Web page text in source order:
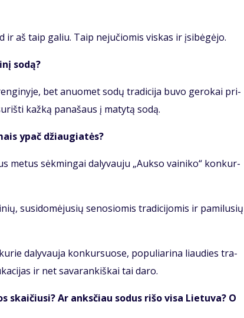
aš taip ga­liu. Taip ne­ju­čio­mis vis­kas ir įsi­bė­gė­jo.
so­dą?
bet anuo­met so­dų tra­di­ci­ja bu­vo ge­ro­kai pri­
kaž­ką pa­na­šaus į ma­ty­tą so­dą.
ypač džiau­gia­tės?
me­tus sėk­min­gai da­ly­vau­ju „Auk­so vai­ni­ko“ kon­kur­
su­si­do­mė­ju­sių se­no­sio­mis tra­di­ci­jo­mis ir pa­mi­lu­sių
da­ly­vau­ja kon­kur­suo­se, po­pu­lia­ri­na liau­dies tra­
ir net sa­va­ran­kiš­kai tai da­ro.
Ar anks­čiau so­dus ri­šo vi­sa Lie­tu­va? O